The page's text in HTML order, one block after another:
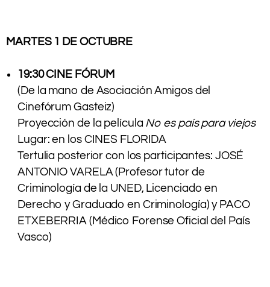
MARTES 1 DE OCTUBRE
19:30 CINE FÓRUM
(De la mano de Asociación Amigos del
Cinefórum Gasteiz)
Proyección de la película No es país para viejos
Lugar: en los CINES FLORIDA
Tertulia posterior con los participantes: JOSÉ
ANTONIO VARELA (Profesor tutor de
Criminología de la UNED, Licenciado en
Derecho y Graduado en Criminología) y PACO
ETXEBERRIA (Médico Forense Oficial del País
Vasco)